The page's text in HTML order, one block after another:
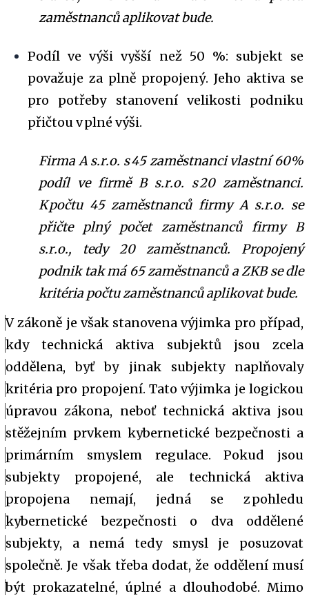
zaměstnanců aplikovat bude.
Podíl ve výši vyšší než 50 %: subjekt se
považuje za plně propojený. Jeho aktiva se
pro potřeby stanovení velikosti podniku
přičtou v plné výši.
Firma A s.r.o. s 45 zaměstnanci vlastní 60%
podíl ve firmě B s.r.o. s 20 zaměstnanci.
K počtu 45 zaměstnanců firmy A s.r.o. se
přičte plný počet zaměstnanců firmy B
s.r.o., tedy 20 zaměstnanců. Propojený
podnik tak má 65 zaměstnanců a ZKB se dle
kritéria počtu zaměstnanců aplikovat bude.
V zákoně je však stanovena výjimka pro případ,
kdy technická aktiva subjektů jsou zcela
oddělena, byť by jinak subjekty naplňovaly
kritéria pro propojení. Tato výjimka je logickou
úpravou zákona, neboť technická aktiva jsou
stěžejním prvkem kybernetické bezpečnosti a
primárním smyslem regulace. Pokud jsou
subjekty propojené, ale technická aktiva
propojena nemají, jedná se z pohledu
kybernetické bezpečnosti o dva oddělené
subjekty, a nemá tedy smysl je posuzovat
společně. Je však třeba dodat, že oddělení musí
být prokazatelné, úplné a dlouhodobé. Mimo